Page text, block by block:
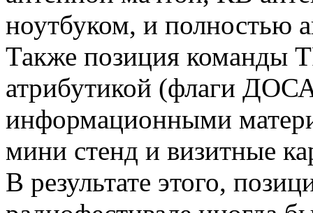
ноутбуком, и полностью
Также позиция команды
атрибутикой (флаги
информационными
мини стенд и визитные
В результате этого,